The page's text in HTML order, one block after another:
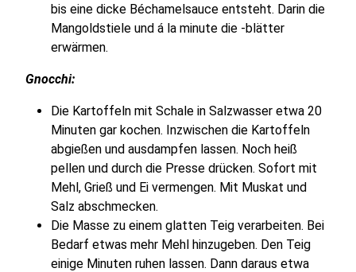
bis eine dicke Béchamelsauce entsteht. Darin die
Mangoldstiele und á la minute die -blätter
erwärmen.
Gnocchi:
Die Kartoffeln mit Schale in Salzwasser etwa 20
Minuten gar kochen. Inzwischen die Kartoffeln
abgießen und ausdampfen lassen. Noch heiß
pellen und durch die Presse drücken. Sofort mit
Mehl, Grieß und Ei vermengen. Mit Muskat und
Salz abschmecken.
Die Masse zu einem glatten Teig verarbeiten. Bei
Bedarf etwas mehr Mehl hinzugeben. Den Teig
einige Minuten ruhen lassen. Dann daraus etwa